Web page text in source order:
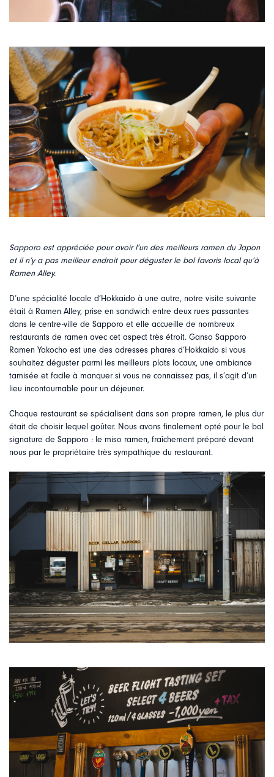
Sapporo est appréciée pour avoir l’un des meilleurs ramen du Japon
et il n’y a pas meilleur endroit pour déguster le bol favoris local qu’à
Ramen Alley.
D’une spécialité locale d’Hokkaido à une autre, notre visite suivante
était à Ramen Alley, prise en sandwich entre deux rues passantes
dans le centre-ville de Sapporo et elle accueille de nombreux
restaurants de ramen avec cet aspect très étroit. Ganso Sapporo
Ramen Yokocho est une des adresses phares d’Hokkaido si vous
souhaitez déguster parmi les meilleurs plats locaux, une ambiance
tamisée et facile à manquer si vous ne connaissez pas, il s’agit d’un
lieu incontournable pour un déjeuner.
Chaque restaurant se spécialisent dans son propre ramen, le plus dur
était de choisir lequel goûter. Nous avons finalement opté pour le bol
signature de Sapporo : le miso ramen, fraîchement préparé devant
nous par le propriétaire très sympathique du restaurant.